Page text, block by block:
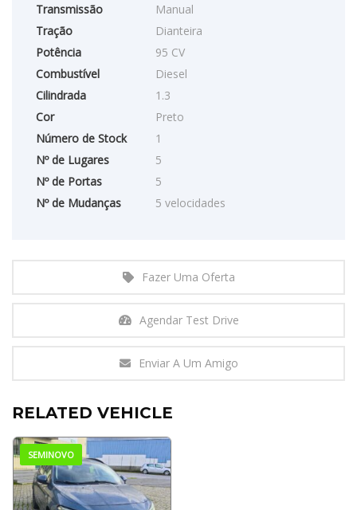
Transmissão
Manual
Tração
Dianteira
Potência
95 CV
Combustível
Diesel
Cilindrada
1.3
Cor
Preto
Número de Stock
1
Nº de Lugares
5
Nº de Portas
5
Nº de Mudanças
5 velocidades
Fazer Uma Oferta
Agendar Test Drive
Enviar A Um Amigo
RELATED VEHICLE
SEMINOVO